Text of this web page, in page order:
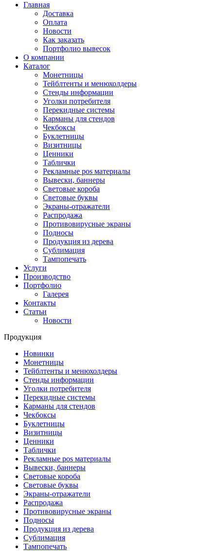
Главная
Доставка
Оплата
Новости
Как заказать
Портфолио вывесок
О компании
Каталог
Монетницы
Тейблтенты и менюхолдеры
Стенды информации
Уголки потребителя
Перекидные системы
Карманы для стендов
Чекбоксы
Буклетницы
Визитницы
Ценники
Таблички
Рекламные pos материалы
Вывески, баннеры
Световые короба
Световые буквы
Экраны-отражатели
Распродажа
Противовирусные экраны
Подносы
Продукция из дерева
Сублимация
Тампопечать
Услуги
Производство
Портфолио
Галерея
Контакты
Статьи
Новости
Продукция
Новинки
Монетницы
Тейблтенты и менюхолдеры
Стенды информации
Уголки потребителя
Перекидные системы
Карманы для стендов
Чекбоксы
Буклетницы
Визитницы
Ценники
Таблички
Рекламные pos материалы
Вывески, баннеры
Световые короба
Световые буквы
Экраны-отражатели
Распродажа
Противовирусные экраны
Подносы
Продукция из дерева
Сублимация
Тампопечать